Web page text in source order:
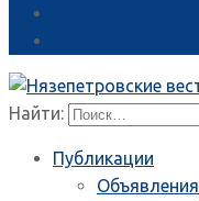
Найти:
Публикации
Объявления